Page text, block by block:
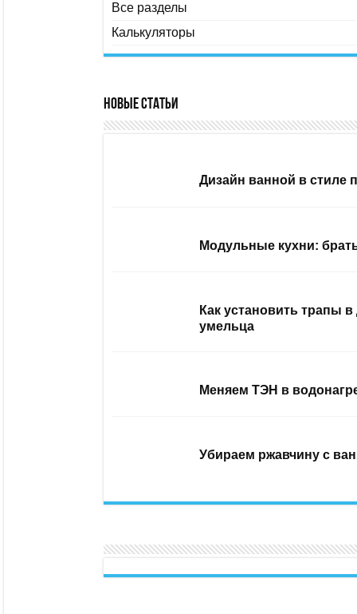
Все разделы
Калькуляторы
Новые статьи
Дизайн ванной в стиле
Модульные кухни:
Как установить трапы
умельца
Меняем ТЭН в
Убираем ржавчину с